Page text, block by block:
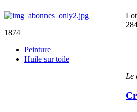
1874
Peinture
Huile sur toile
Le